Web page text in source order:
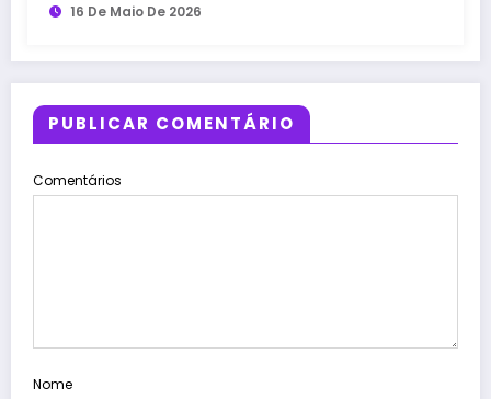
16 De Maio De 2026
PUBLICAR COMENTÁRIO
Comentários
Nome